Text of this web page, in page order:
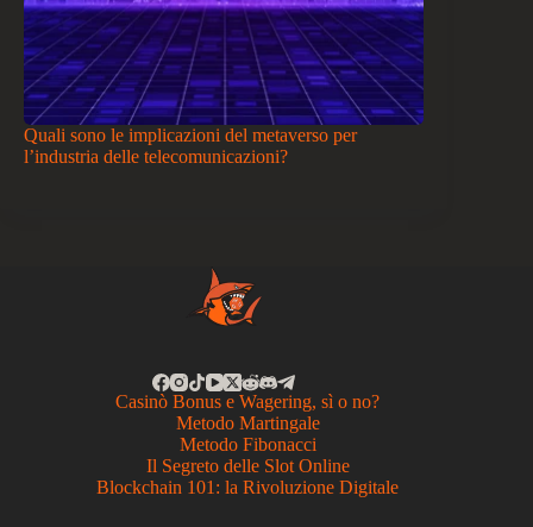
Quali sono le implicazioni del metaverso per
l’industria delle telecomunicazioni?
Casinò Bonus e Wagering, sì o no?
Metodo Martingale
Metodo Fibonacci
Il Segreto delle Slot Online
Blockchain 101: la Rivoluzione Digitale